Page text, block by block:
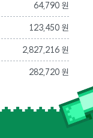
64,790 원
123,450 원
2,827,216 원
282,720 원